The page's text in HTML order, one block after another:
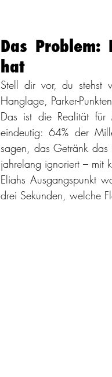
Das Problem:
hat
Stell dir vor, du stehst
Hanglage, Parker-
Das ist die Realität
eindeutig: 64% der
sagen, das Getränk
jahrelang ignoriert – mit
Eliahs Ausgangspunkt
drei Sekunden, welche